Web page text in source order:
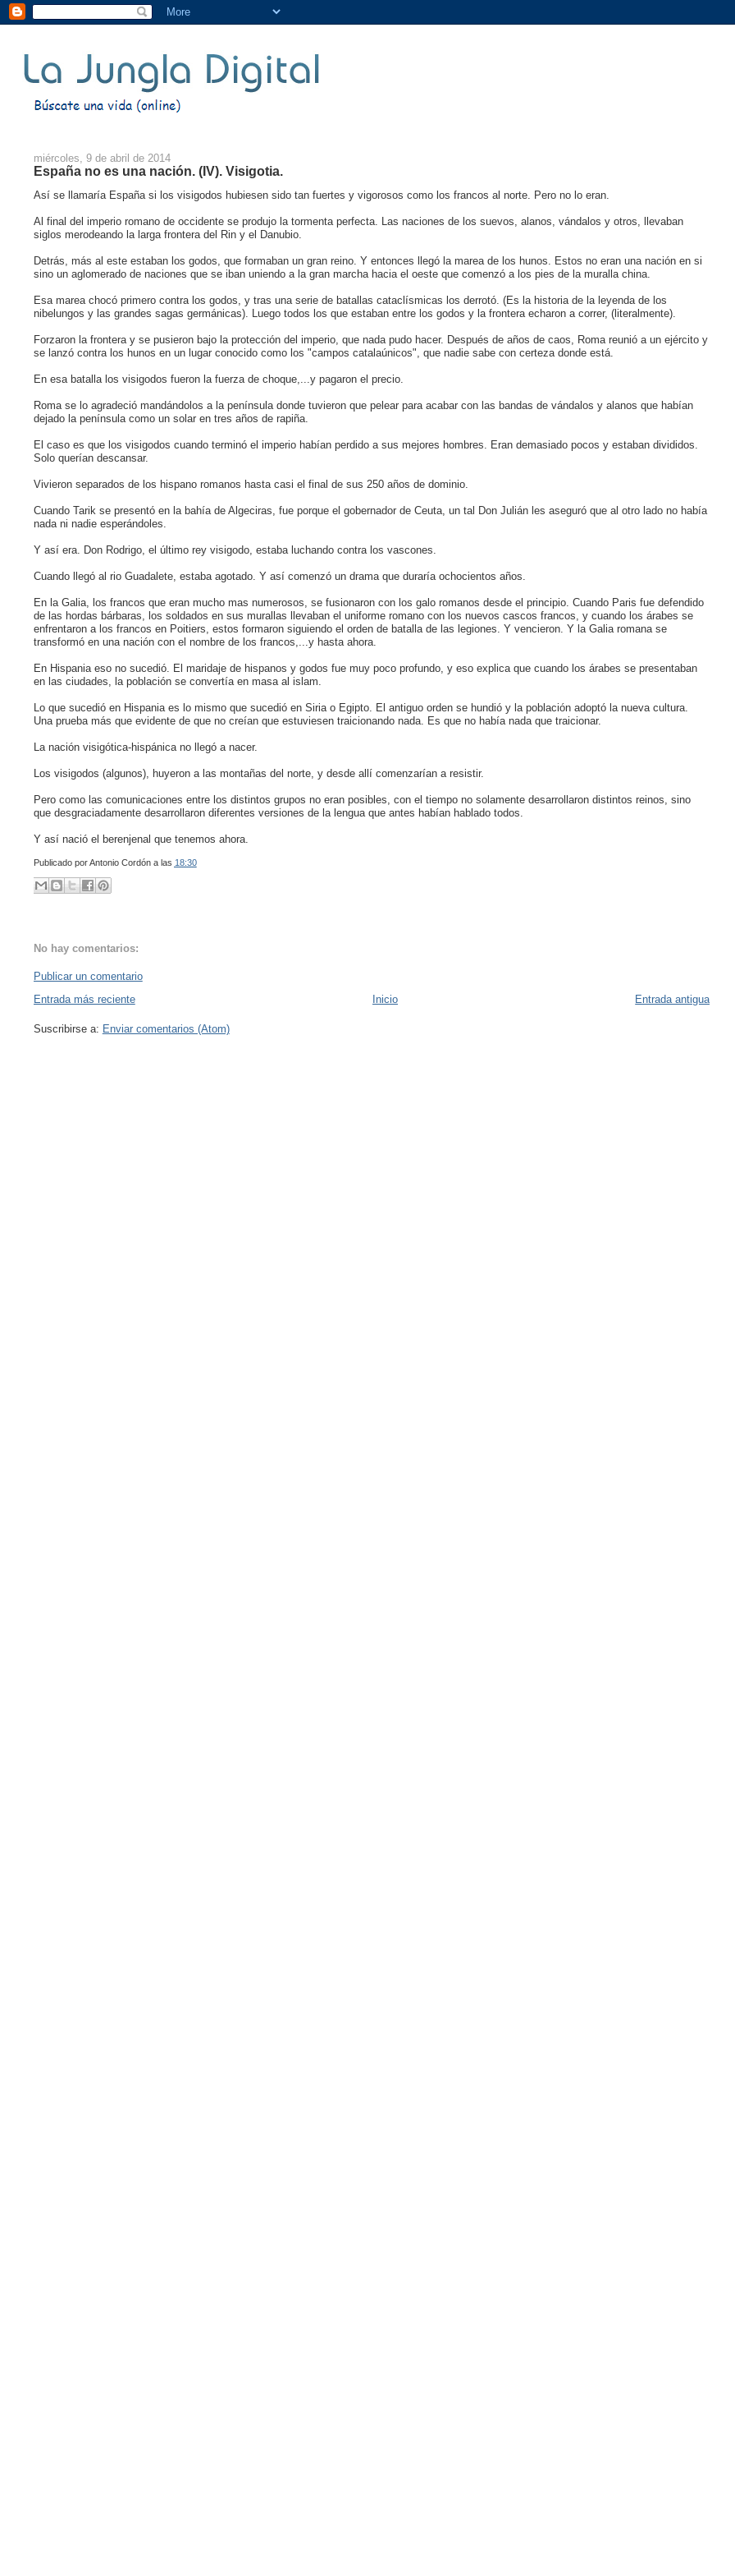
miércoles, 9 de abril de 2014
España no es una nación. (IV). Visigotia.
Así se llamaría España si los visigodos hubiesen sido tan fuertes y vigorosos como los francos al norte. Pero no lo eran.
Al final del imperio romano de occidente se produjo la tormenta perfecta. Las naciones de los suevos, alanos, vándalos y otros, llevaban
siglos merodeando la larga frontera del Rin y el Danubio.
Detrás, más al este estaban los godos, que formaban un gran reino. Y entonces llegó la marea de los hunos. Estos no eran una nación en si
sino un aglomerado de naciones que se iban uniendo a la gran marcha hacia el oeste que comenzó a los pies de la muralla china.
Esa marea chocó primero contra los godos, y tras una serie de batallas cataclísmicas los derrotó. (Es la historia de la leyenda de los
nibelungos y las grandes sagas germánicas). Luego todos los que estaban entre los godos y la frontera echaron a correr, (literalmente).
Forzaron la frontera y se pusieron bajo la protección del imperio, que nada pudo hacer. Después de años de caos, Roma reunió a un ejército y
se lanzó contra los hunos en un lugar conocido como los "campos catalaúnicos", que nadie sabe con certeza donde está.
En esa batalla los visigodos fueron la fuerza de choque,...y pagaron el precio.
Roma se lo agradeció mandándolos a la península donde tuvieron que pelear para acabar con las bandas de vándalos y alanos que habían
dejado la península como un solar en tres años de rapiña.
El caso es que los visigodos cuando terminó el imperio habían perdido a sus mejores hombres. Eran demasiado pocos y estaban divididos.
Solo querían descansar.
Vivieron separados de los hispano romanos hasta casi el final de sus 250 años de dominio.
Cuando Tarik se presentó en la bahía de Algeciras, fue porque el gobernador de Ceuta, un tal Don Julián les aseguró que al otro lado no había
nada ni nadie esperándoles.
Y así era. Don Rodrigo, el último rey visigodo, estaba luchando contra los vascones.
Cuando llegó al rio Guadalete, estaba agotado. Y así comenzó un drama que duraría ochocientos años.
En la Galia, los francos que eran mucho mas numerosos, se fusionaron con los galo romanos desde el principio. Cuando Paris fue defendido
de las hordas bárbaras, los soldados en sus murallas llevaban el uniforme romano con los nuevos cascos francos, y cuando los árabes se
enfrentaron a los francos en Poitiers, estos formaron siguiendo el orden de batalla de las legiones. Y vencieron. Y la Galia romana se
transformó en una nación con el nombre de los francos,...y hasta ahora.
En Hispania eso no sucedió. El maridaje de hispanos y godos fue muy poco profundo, y eso explica que cuando los árabes se presentaban
en las ciudades, la población se convertía en masa al islam.
Lo que sucedió en Hispania es lo mismo que sucedió en Siria o Egipto. El antiguo orden se hundió y la población adoptó la nueva cultura.
Una prueba más que evidente de que no creían que estuviesen traicionando nada. Es que no había nada que traicionar.
La nación visigótica-hispánica no llegó a nacer.
Los visigodos (algunos), huyeron a las montañas del norte, y desde allí comenzarían a resistir.
Pero como las comunicaciones entre los distintos grupos no eran posibles, con el tiempo no solamente desarrollaron distintos reinos, sino
que desgraciadamente desarrollaron diferentes versiones de la lengua que antes habían hablado todos.
Y así nació el berenjenal que tenemos ahora.
Publicado porAntonio Cordón a las 18:30
No hay comentarios:
Publicar un comentario
Entrada más reciente
Entrada antigua
Inicio
Suscribirse a: Enviar comentarios (Atom)